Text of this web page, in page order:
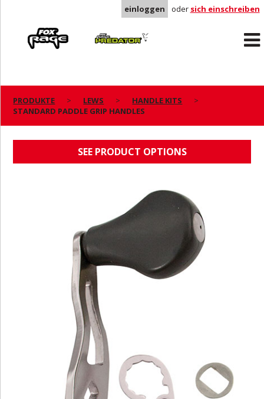
einloggen oder sich einschreiben
Predator
PRODUKTE LEWS
HANDLE KITS
STANDARD PADDLE GRIP HANDLES
SEE PRODUCT OPTIONS